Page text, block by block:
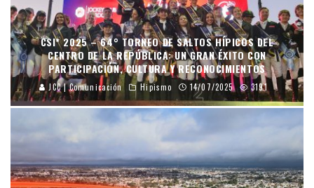
CSI* 2025 – 64° TORNEO DE SALTOS HÍPICOS DEL
CENTRO DE LA REPÚBLICA: UN GRAN ÉXITO CON
PARTICIPACIÓN, CULTURA Y RECONOCIMIENTOS
JCC | Comunicación Hipismo 14/07/2025 3191